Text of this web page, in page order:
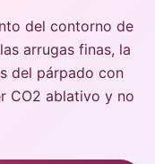
del contorno de
arrugas finas, la
del párpado con
CO2 ablativo y no